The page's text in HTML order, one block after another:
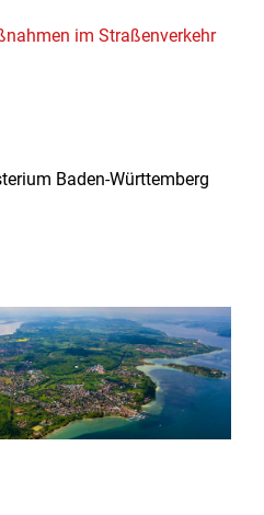
im Straßenverkehr
Baden-Württemberg